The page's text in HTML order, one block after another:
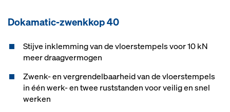
Dokamatic-zwenkkop 40
Stijve inklemming van de vloerstempels voor 10 kN
meer draagvermogen
Zwenk- en vergrendelbaarheid van de vloerstempels
in één werk- en twee ruststanden voor veilig en snel
werken